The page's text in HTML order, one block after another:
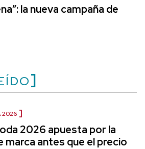
la nueva campaña de
2026
2026 apuesta por la
marca antes que el precio